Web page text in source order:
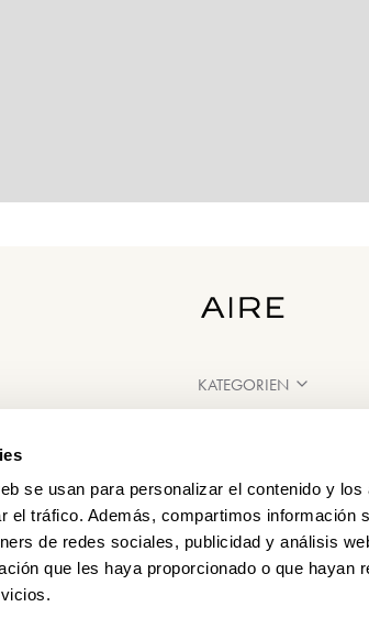
se usan para personalizar el contenido y
el tráfico. Además, compartimos información
de redes sociales, publicidad y análisis
que les haya proporcionado o que hayan
KATEGORIEN
VERKAUFSSTELLEN